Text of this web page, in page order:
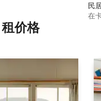
18 条评价 民
在
价格